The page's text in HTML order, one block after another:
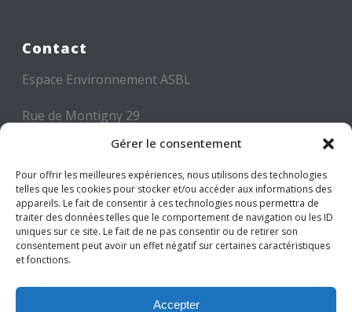
Gérer le consentement
Pour offrir les meilleures expériences, nous utilisons des technologies
telles que les cookies pour stocker et/ou accéder aux informations des
appareils. Le fait de consentir à ces technologies nous permettra de
traiter des données telles que le comportement de navigation ou les ID
uniques sur ce site. Le fait de ne pas consentir ou de retirer son
consentement peut avoir un effet négatif sur certaines caractéristiques
et fonctions.
Accepter
Contact
Espace Environnement ASBL
Rue de Montigny 29
6000 CHARLEROI
Tél: +32 71 300 300
Mail: info@espace-environnement.be
TVA BE 0416.116.340